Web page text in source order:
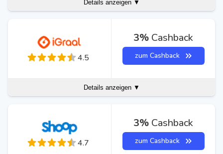
Details anzeigen ▼
4.5
Details anzeigen ▼
3% Cashback
zum Cashback
4.7
3% Cashback
zum Cashback